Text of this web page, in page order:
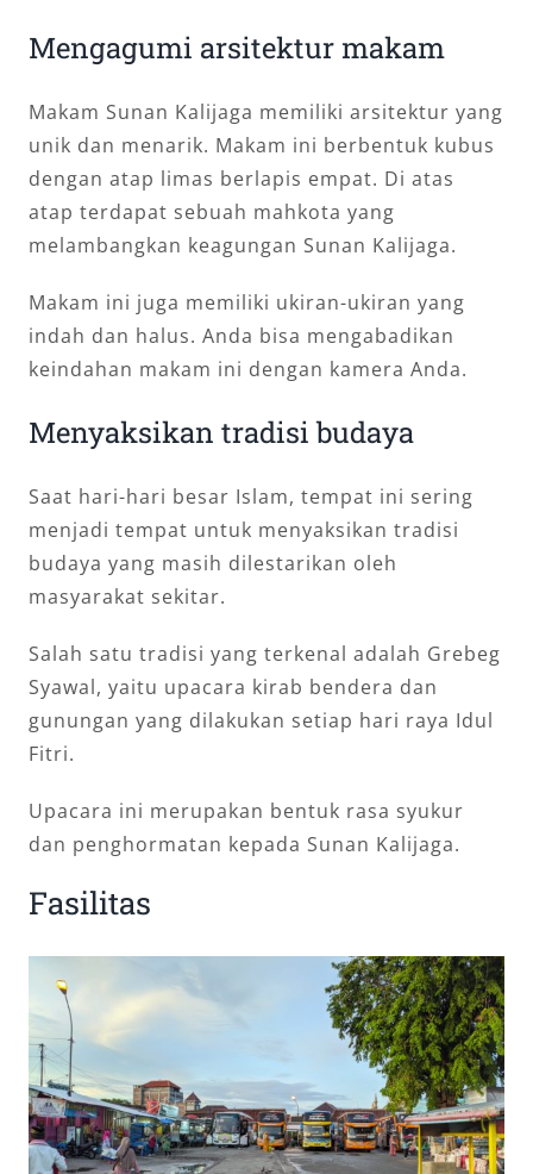
Mengagumi arsitektur makam
Makam Sunan Kalijaga memiliki arsitektur yang
unik dan menarik. Makam ini berbentuk kubus
dengan atap limas berlapis empat. Di atas
atap terdapat sebuah mahkota yang
melambangkan keagungan Sunan Kalijaga.
Makam ini juga memiliki ukiran-ukiran yang
indah dan halus. Anda bisa mengabadikan
keindahan makam ini dengan kamera Anda.
Menyaksikan tradisi budaya
Saat hari-hari besar Islam, tempat ini sering
menjadi tempat untuk menyaksikan tradisi
budaya yang masih dilestarikan oleh
masyarakat sekitar.
Salah satu tradisi yang terkenal adalah Grebeg
Syawal, yaitu upacara kirab bendera dan
gunungan yang dilakukan setiap hari raya Idul
Fitri.
Upacara ini merupakan bentuk rasa syukur
dan penghormatan kepada Sunan Kalijaga.
Fasilitas